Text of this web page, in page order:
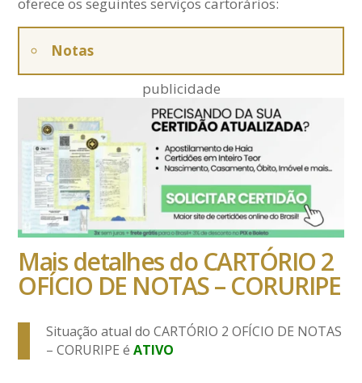
Notas
publicidade
Mais detalhes do CARTÓRIO 2
OFÍCIO DE NOTAS – CORURIPE
Situação atual do CARTÓRIO 2 OFÍCIO DE NOTAS
– CORURIPE éATIVO